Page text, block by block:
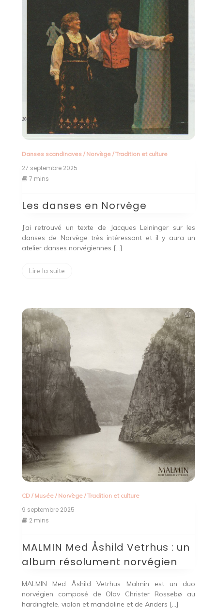
Danses scandinaves/ Norvège/Tradition et culture
27 septembre 2025
7 mins
Les danses en Norvège
J’ai retrouvé un texte de Jacques Leininger sur les
danses de Norvège très intéressant et il y aura un
atelier danses norvégiennes […]
Lire la suite
CD/ Musée/ Norvège/Tradition et culture
9 septembre 2025
2 mins
MALMIN Med Åshild Vetrhus : un
album résolument norvégien
MALMIN Med Åshild Vetrhus Malmin est un duo
norvégien composé de Olav Christer Rossebø au
hardingfele, violon et mandoline et de Anders […]